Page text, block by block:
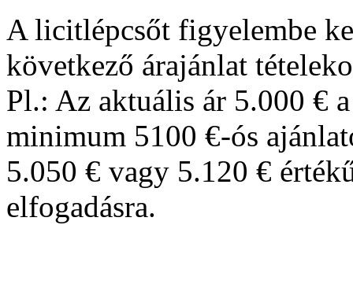
A licitlépcsőt figyelembe
következő árajánlat
Pl.: Az aktuális ár 5.000 €
minimum 5100 €-ós
5.050 € vagy 5.120 €
elfogadásra.